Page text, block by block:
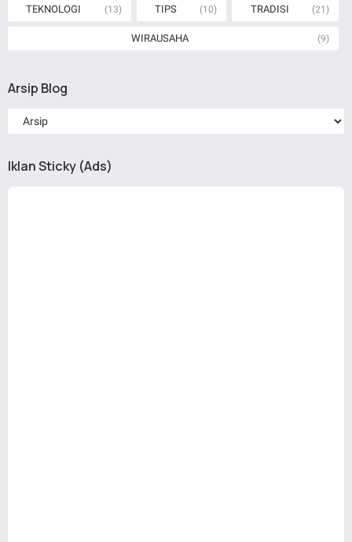
TEKNOLOGI (13) TIPS (10) TRADISI (21)
WIRAUSAHA (9)
Arsip Blog
Iklan Sticky (Ads)